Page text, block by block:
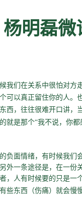
杨明磊微
我们在关系中很怕对
可以真正留住你的人
西，往往很难开口讲
就是那个“我不说，你
负面情绪，有时候我
外一条途径是，在一
，人有时候要的只是
些东西（伤痛）就会